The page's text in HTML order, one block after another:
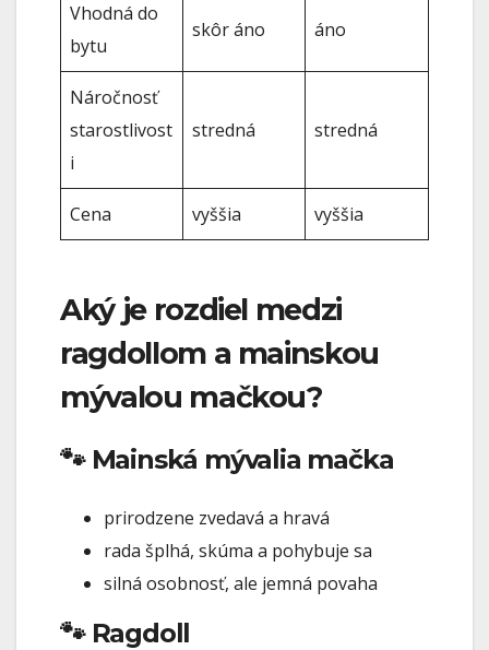
Vhodná do
bytu
skôr áno áno
Náročnosť
starostlivost
i
stredná stredná
Cena vyššia vyššia
Aký je rozdiel medzi
ragdollom a mainskou
mývalou mačkou?
🐾 Mainská mývalia mačka
prirodzene zvedavá a hravá
rada šplhá, skúma a pohybuje sa
silná osobnosť, ale jemná povaha
🐾 Ragdoll